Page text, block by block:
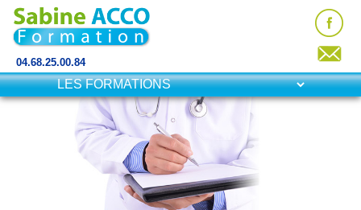
04.68.25.00.84